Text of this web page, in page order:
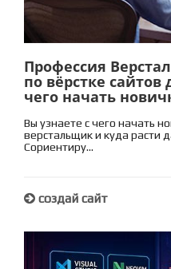
Профессия
по вёрстке
чего начать
Вы узнаете с чего начать
верстальщик и куда расти
Сориентиру...
создай сайт